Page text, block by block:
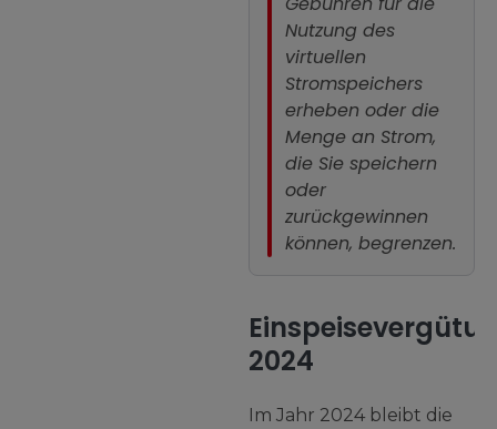
Nutzung des
virtuellen
Stromspeichers
erheben oder die
Menge an Strom,
die Sie speichern
oder
zurückgewinnen
können, begrenzen.
2024
Im Jahr 2024 bleibt die